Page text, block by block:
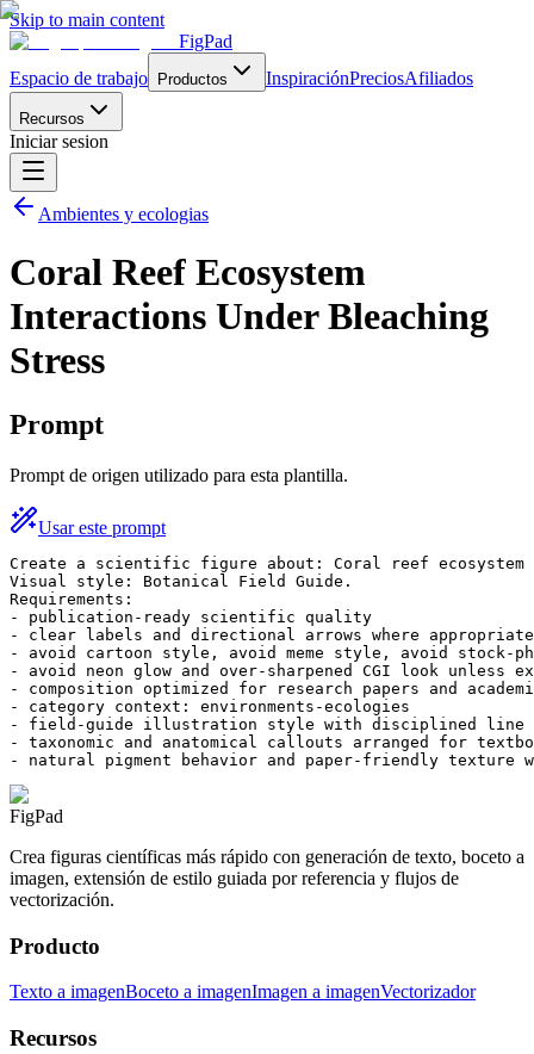
Skip to main content
FigPad
Espacio de trabajo
Productos InspiraciónPreciosAfiliados
Recursos
Iniciar sesion
Ambientes y ecologias
Coral Reef Ecosystem
Interactions Under Bleaching
Stress
Prompt
Prompt de origen utilizado para esta plantilla.
Usar este prompt
Create a scientific figure about: Coral reef
Visual style: Botanical Field Guide.
Requirements:
- publication-ready scientific quality
- clear labels and directional arrows where appropriate
- avoid cartoon style, avoid meme style, avoid stock-
- avoid neon glow and over-sharpened CGI look unless
- composition optimized for research papers and
- category context: environments-ecologies
- field-guide illustration style with disciplined line
- taxonomic and anatomical callouts arranged for
- natural pigment behavior and paper-friendly texture
FigPad
Crea figuras científicas más rápido con generación de texto, boceto a
imagen, extensión de estilo guiada por referencia y flujos de
vectorización.
Producto
Texto a imagenBoceto a imagenImagen a imagenVectorizador
Recursos